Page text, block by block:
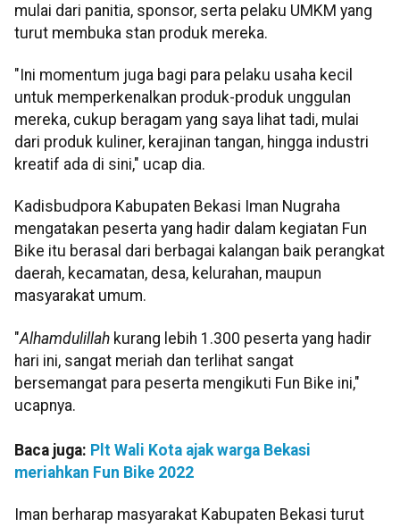
mulai dari panitia, sponsor, serta pelaku UMKM yang
turut membuka stan produk mereka.
"Ini momentum juga bagi para pelaku usaha kecil
untuk memperkenalkan produk-produk unggulan
mereka, cukup beragam yang saya lihat tadi, mulai
dari produk kuliner, kerajinan tangan, hingga industri
kreatif ada di sini," ucap dia.
Kadisbudpora Kabupaten Bekasi Iman Nugraha
mengatakan peserta yang hadir dalam kegiatan Fun
Bike itu berasal dari berbagai kalangan baik perangkat
daerah, kecamatan, desa, kelurahan, maupun
masyarakat umum.
"Alhamdulillah kurang lebih 1.300 peserta yang hadir
hari ini, sangat meriah dan terlihat sangat
bersemangat para peserta mengikuti Fun Bike ini,"
ucapnya.
Baca juga: Plt Wali Kota ajak warga Bekasi
meriahkan Fun Bike 2022
Iman berharap masyarakat Kabupaten Bekasi turut